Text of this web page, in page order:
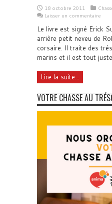
18 octobre 2011
Laisser un commentaire
Le livre est signé Erick
arrière petit neveu de
corsaire. Il traite des
marins et il est tout
Lire la suite...
VOTRE CHASSE AU